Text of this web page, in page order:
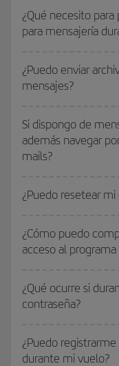
¿Qué necesito
para mensajería
¿Puedo enviar
mensajes?
Si dispongo de
además navegar
mails?
¿Puedo resetear
¿Cómo puedo
acceso al
¿Qué ocurre si
contraseña?
¿Puedo
durante mi vuelo?